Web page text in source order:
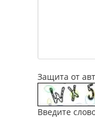
Защита от
Введите